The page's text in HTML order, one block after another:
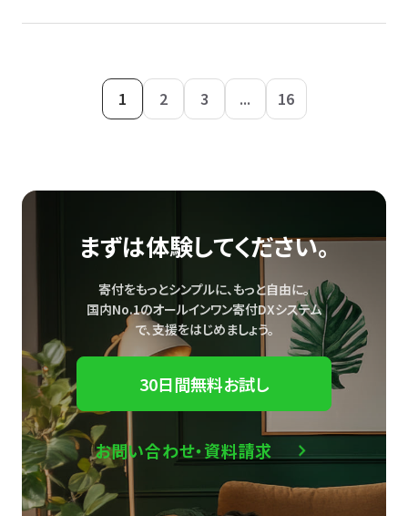
1 2 3 ... 16
まずは体験してください。
寄付をもっとシンプルに、もっと自由に。
国内No.1のオールインワン寄付DXシステム
で、支援をはじめましょう。
30日間無料お試し
お問い合わせ・資料請求